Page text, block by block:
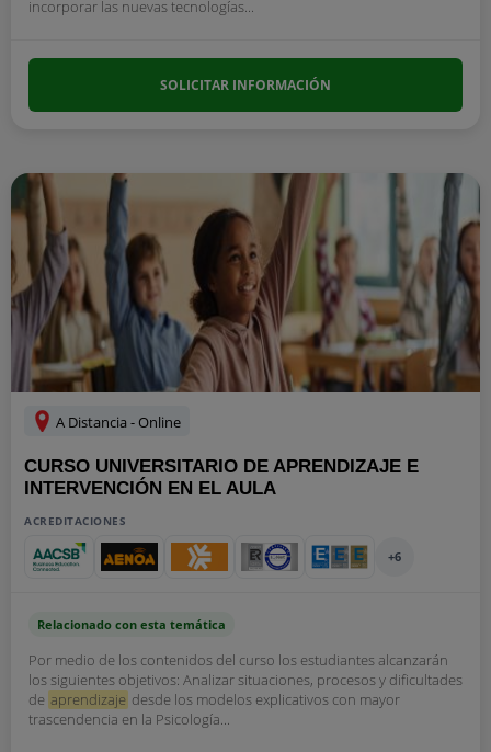
incorporar las nuevas tecnologías...
SOLICITAR INFORMACIÓN
A Distancia - Online
CURSO UNIVERSITARIO DE APRENDIZAJE E
INTERVENCIÓN EN EL AULA
ACREDITACIONES
+6
Relacionado con esta temática
Por medio de los contenidos del curso los estudiantes alcanzarán
los siguientes objetivos: Analizar situaciones, procesos y dificultades
de aprendizaje desde los modelos explicativos con mayor
trascendencia en la Psicología...